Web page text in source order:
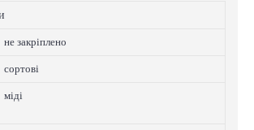
не закріплено
сортові
міді